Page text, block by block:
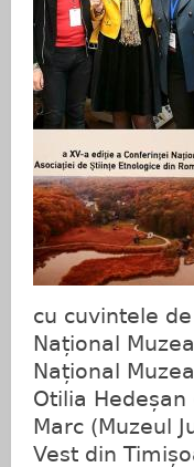
cu cuvintele
Național
Național
Otilia
Marc (Muzeul
Vest din